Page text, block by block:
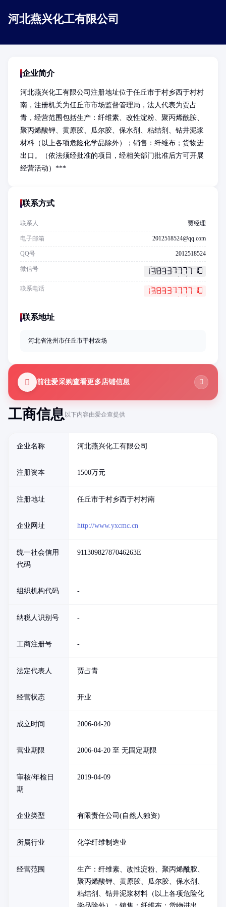
河北燕兴化工有限公司
工商信息以下内容由爱企查提供
企业名称 河北燕兴化工有限公司
注册资本 1500万元
注册地址 任丘市于村乡西于村村南
企业网址 http://www.yxcmc.cn
统一社会信用
代码
91130982787046263E
组织机构代码 -
纳税人识别号 -
工商注册号 -
法定代表人 贾占青
经营状态 开业
成立时间 2006-04-20
营业期限 2006-04-20 至 无固定期限
审核/年检日
期
2019-04-09
企业类型 有限责任公司(自然人独资)
所属行业 化学纤维制造业
经营范围
生产：纤维素、改性淀粉、聚丙烯酰胺、
聚丙烯酸钾、黄原胶、瓜尔胶、保水剂、
粘结剂、钻井泥浆材料（以上各项危险化
企业简介
河北燕兴化工有限公司注册地址位于任丘市于村乡西于村村
南，注册机关为任丘市市场监督管理局，法人代表为贾占
青，经营范围包括生产：纤维素、改性淀粉、聚丙烯酰胺、
聚丙烯酸钾、黄原胶、瓜尔胶、保水剂、粘结剂、钻井泥浆
材料（以上各项危险化学品除外）；销售：纤维布；货物进
出口。（依法须经批准的项目，经相关部门批准后方可开展
经营活动）***
联系方式
联系人 贾经理
电子邮箱 2012518524@qq.com
QQ号 2012518524
微信号
联系电话
联系地址
河北省沧州市任丘市于村农场
前往爱采购查看更多店铺信息